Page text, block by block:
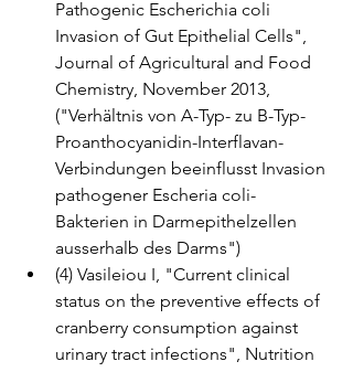
Pathogenic Escherichia coli
Invasion of Gut Epithelial Cells",
Journal of Agricultural and Food
Chemistry, November 2013,
("Verhältnis von A-Typ- zu B-Typ-
Proanthocyanidin-Interflavan-
Verbindungen beeinflusst Invasion
pathogener Escheria coli-
Bakterien in Darmepithelzellen
ausserhalb des Darms")
(4) Vasileiou I, "Current clinical
status on the preventive effects of
cranberry consumption against
urinary tract infections", Nutrition